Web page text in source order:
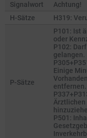
Signalwort
Achtung!
H-Sätze
H319:
P-Sätze
P101: Ist
oder
P102:
gelangen.
Einige
P501: